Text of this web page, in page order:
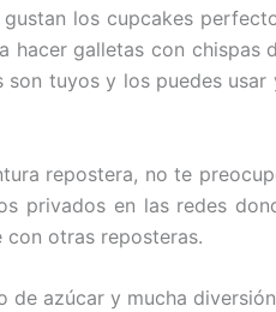
gustan los cupcakes
hacer galletas con chispas
tuyos y los puedes
repostera, no te
privados en las redes
otras reposteras.
azúcar y mucha